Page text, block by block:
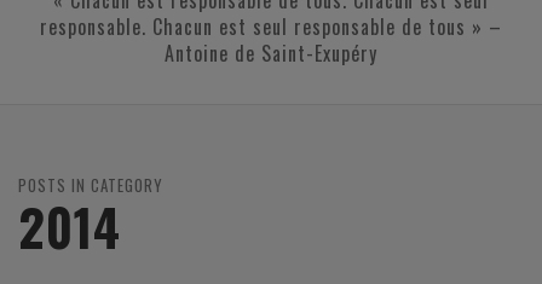
responsable. Chacun est seul responsable de tous » –
Antoine de Saint-Exupéry
POSTS IN CATEGORY
2014